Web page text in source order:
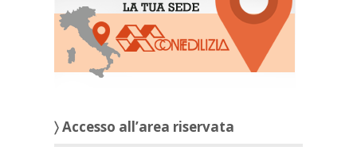
〉 Accesso all’area riservata